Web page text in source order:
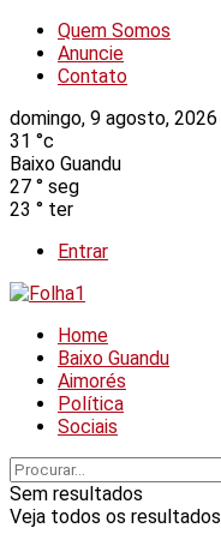
Quem Somos
Anuncie
Contato
domingo, 9 agosto, 2026
31 °c
Baixo Guandu
27 ° seg
23 ° ter
Entrar
Home
Baixo Guandu
Aimorés
Política
Sociais
Sem resultados
Veja todos os resultados